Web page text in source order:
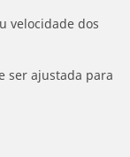
velocidade dos
ser ajustada para